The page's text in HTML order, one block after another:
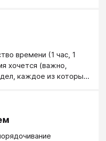
времени (1 час, 1
хочется (важно,
каждое из которых